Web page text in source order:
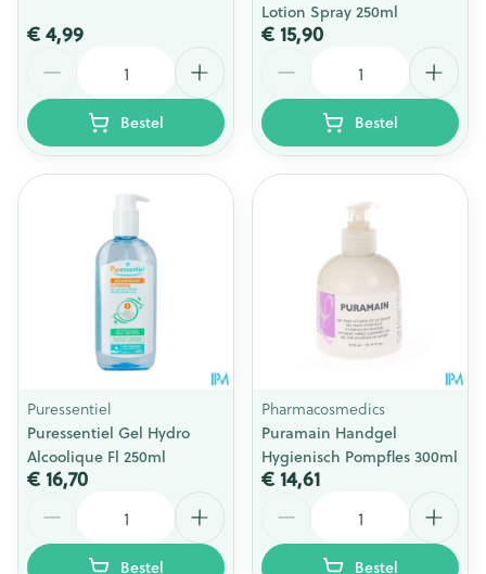
€ 4,99
Bestel
Lotion Spray 250ml
€ 15,90
Bestel
Puressentiel
Puressentiel Gel Hydro
Alcoolique Fl 250ml
€ 16,70
Bestel
Pharmacosmedics
Puramain Handgel
Hygienisch Pompfles 300ml
€ 14,61
Bestel